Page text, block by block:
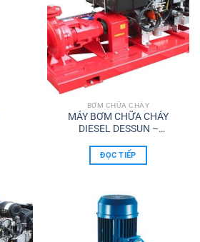
BƠM CHỮA CHÁY
MÁY BƠM CHỮA CHÁY
DIESEL DESSUN –
ĐỌC TIẾP